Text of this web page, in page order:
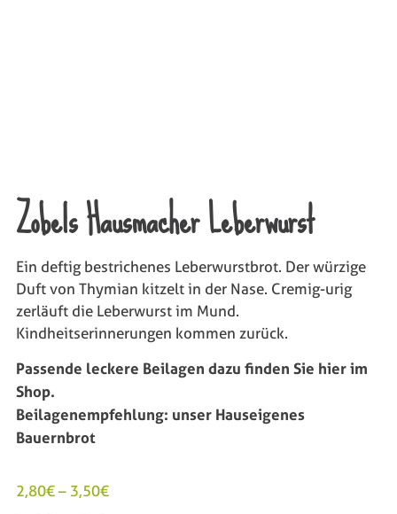
Zobels Hausmacher Leberwurst
Ein deftig bestrichenes Leberwurstbrot. Der würzige
Duft von Thymian kitzelt in der Nase. Cremig-urig
zerläuft die Leberwurst im Mund.
Kindheitserinnerungen kommen zurück.
Passende leckere Beilagen dazu finden Sie hier im
Shop.
Beilagenempfehlung: unser Hauseigenes
Bauernbrot
2,80€ – 3,50€